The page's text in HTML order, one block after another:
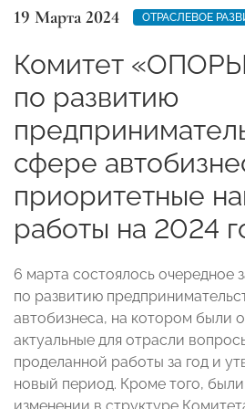
19 Марта 2024 ОТРАСЛЕВОЕ
Комитет
по развитию
сфере
приоритетные
работы на 2024
6 марта состоялось очередное
по развитию
автобизнеса, на котором были
актуальные для отрасли
проделанной работы за год и
новый период. Кроме того,